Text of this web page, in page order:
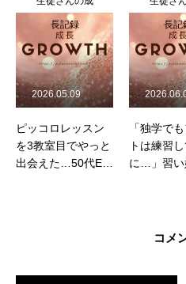
長記録
「独学でもフルー
トは練習してるの
に…」習い始めて
2026.06.05
長記
部下の「
自分の時
ルートに向
コメ